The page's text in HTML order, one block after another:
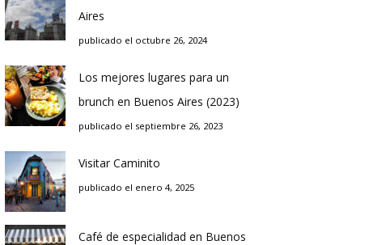
Aires
publicado el octubre 26, 2024
Los mejores lugares para un
brunch en Buenos Aires (2023)
publicado el septiembre 26, 2023
Visitar Caminito
publicado el enero 4, 2025
Café de especialidad en Buenos